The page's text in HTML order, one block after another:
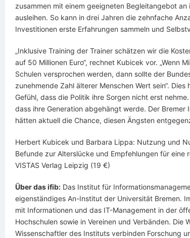
zusammen mit einem geeigneten Begleitangebot an
ausleihen. So kann in drei Jahren die zehnfache
Investitionen erste Erfahrungen sammeln und
„Inklusive Training der Trainer schätzen wir die
auf 50 Millionen Euro“, rechnet Kubicek vor. „Wenn
Schulen versprochen werden, dann sollte der
zunehmende Zahl älterer Menschen Wert sein“.
Gefühl, dass die Politik ihre Sorgen nicht erst
dass ihre Generation abgehängt werde. Der Bremer
hätten aktuell die Chance, diesen Ängsten
Herbert Kubicek und Barbara Lippa: Nutzung und
Befunde zur Alterslücke und Empfehlungen für eine
VISTAS Verlag Leipzig (19 €)
Über das ifib: Das Institut für
eigenständiges An-Institut der Universität Bremen.
mit Informationen und das IT-Management in der
Hochschulen sowie in Vereinen und Verbänden. Die
Wissenschaftler des Instituts verbinden Forschung